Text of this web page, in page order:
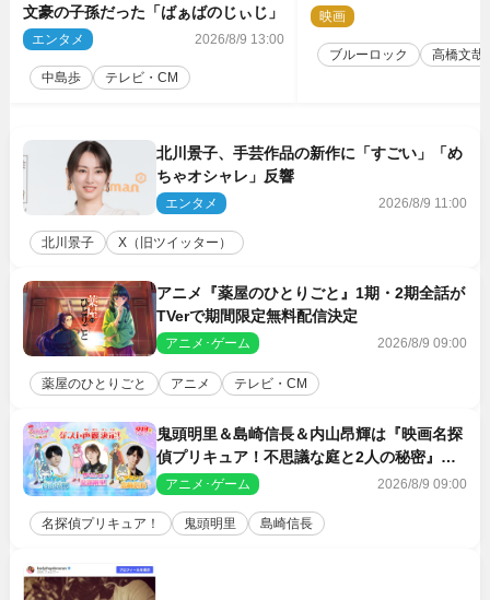
文豪の子孫だった「ばぁばのじぃじ」
エンタメ 2026/8/9 13:00
中島歩 テレビ・CM
ク』自由すぎるイベント
映画
ブルーロック 高橋文哉
北川景子、手芸作品の新作に「すごい」「め
ちゃオシャレ」反響
エンタメ 2026/8/9 11:00
北川景子 X（旧ツイッター）
アニメ『薬屋のひとりごと』1期・2期全話が
TVerで期間限定無料配信決定
アニメ･ゲーム 2026/8/9 09:00
薬屋のひとりごと アニメ テレビ・CM
鬼頭明里＆島崎信長＆内山昂輝は『映画名探
偵プリキュア！不思議な庭と2人の秘密』ゲ
スト声優に決定
アニメ･ゲーム 2026/8/9 09:00
名探偵プリキュア！ 鬼頭明里 島崎信長